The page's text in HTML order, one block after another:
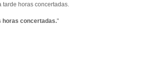
tarde horas concertadas.
horas concertadas."